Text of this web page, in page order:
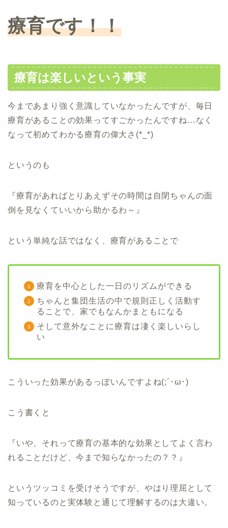
療育です！！
療育は楽しいという事実
今まであまり強く意識していなかったんですが、毎日
療育があることの効果ってすごかったんですね…なく
なって初めてわかる療育の偉大さ(*_*)
というのも
『療育があればとりあえずその時間は自閉ちゃんの面
倒を見なくていいから助かるわ～』
という単純な話ではなく、療育があることで
療育を中心とした一日のリズムができる
ちゃんと集団生活の中で規則正しく活動す
ることで、家でもなんかまともになる
そして意外なことに療育は凄く楽しいらし
い
こういった効果があるっぽいんですよね(;´･ω･)
こう書くと
『いや、それって療育の基本的な効果としてよく言わ
れることだけど、今まで知らなかったの？？』
というツッコミを受けそうですが、やはり理屈として
知っているのと実体験と通じて理解するのは大違い。